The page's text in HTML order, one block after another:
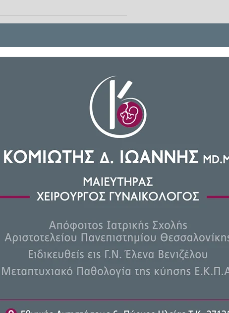
, όπου μία 42χρονη οικιακή
με μαχαίριπου δέχθηκε από
τις Αρχές και να
η παθούσα, φροντίζοντας δύο
η φερόμενη ως δράστιδα
συνέχεια οδήγησε τη γυναίκα
η